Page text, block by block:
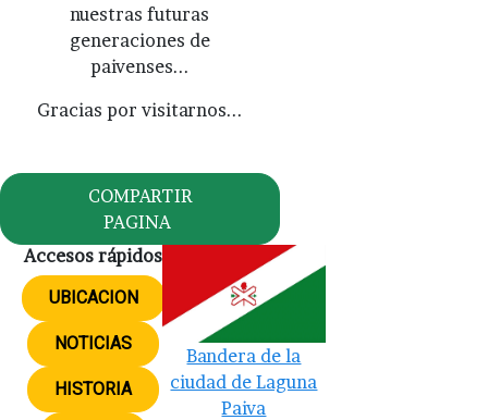
nuestras futuras
generaciones de
paivenses...
Gracias por visitarnos...
COMPARTIR
PAGINA
Accesos rápidos
UBICACION
NOTICIAS
HISTORIA
Bandera de la
ciudad de Laguna
Paiva